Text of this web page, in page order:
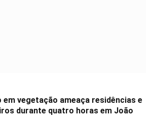
em vegetação ameaça residências e
durante quatro horas em João